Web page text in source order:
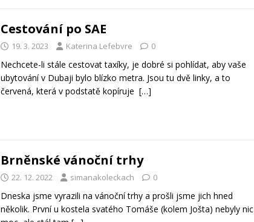
Cestování po SAE
19. 3. 2023 Katerina Lefebvre 0
Nechcete-li stále cestovat taxíky, je dobré si pohlídat, aby vaše
ubytování v Dubaji bylo blízko metra. Jsou tu dvě linky, a to
červená, která v podstatě kopíruje […]
Brněnské vánoční trhy
22. 12. 2022 simanakoleckach 0
Dneska jsme vyrazili na vánoční trhy a prošli jsme jich hned
několik. První u kostela svatého Tomáše (kolem Jošta) nebyly nic